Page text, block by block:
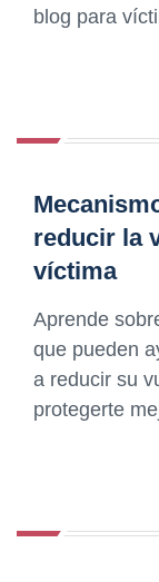
blog para
reducir la
víctima
Aprende
que pueden
a reducir su
protegerte